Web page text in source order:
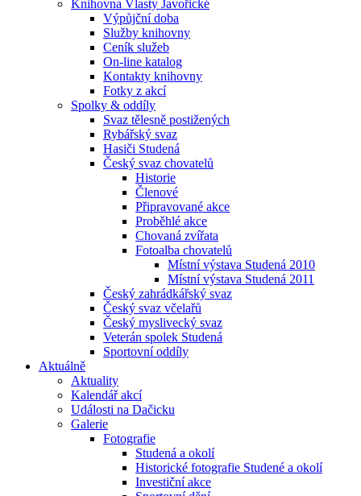
Knihovna Vlasty Javořické
Výpůjční doba
Služby knihovny
Ceník služeb
On-line katalog
Kontakty knihovny
Fotky z akcí
Spolky & oddíly
Svaz tělesně postižených
Rybářský svaz
Hasiči Studená
Český svaz chovatelů
Historie
Členové
Připravované akce
Proběhlé akce
Chovaná zvířata
Fotoalba chovatelů
Místní výstava Studená 2010
Místní výstava Studená 2011
Český zahrádkářský svaz
Český svaz včelařů
Český myslivecký svaz
Veterán spolek Studená
Sportovní oddíly
Aktuálně
Aktuality
Kalendář akcí
Události na Dačicku
Galerie
Fotografie
Studená a okolí
Historické fotografie Studené a okolí
Investiční akce